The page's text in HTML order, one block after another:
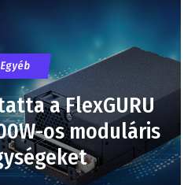
Egyéb
a FlexGURU
os moduláris